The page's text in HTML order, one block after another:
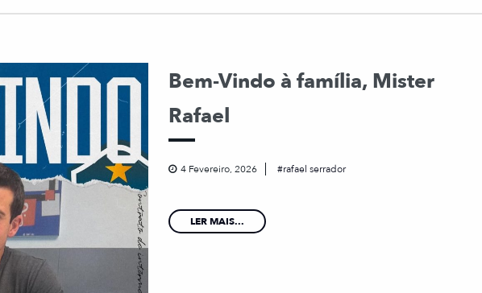
Bem-Vindo à família, Mister
Rafael
4 Fevereiro, 2026 rafael serrador
LER MAIS...